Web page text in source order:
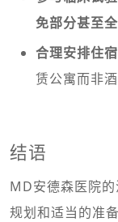
免部分甚至
合理安排住宿
赁公寓而非酒
结语
MD安德森医院
规划和适当的准